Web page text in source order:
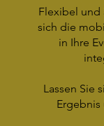
Flexibel und
sich die
in Ihre
Lassen Sie
Ergebnis